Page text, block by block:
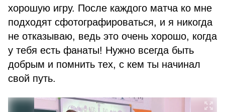
хорошую игру. После каждого матча ко мне
подходят сфотографироваться, и я никогда
не отказываю, ведь это очень хорошо, когда
у тебя есть фанаты! Нужно всегда быть
добрым и помнить тех, с кем ты начинал
свой путь.